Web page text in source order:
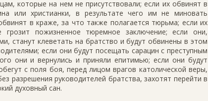
которые на нем не присутствовали; если их обвинят в
или христианки, в результате чего им не миновать
в краже, за что также полагается тюрьма; если их
пожизненное тюремное заключение; если они,
станут клеветать на братство и будут обвинены в этом
если они будут посещать сарацин с преступным
они и вернулись и приняли епитимью; если они будут
с поля боя, перед лицом врагов католической веры,
разрешения руководителей братства, захотят перейти в
духовный сан.